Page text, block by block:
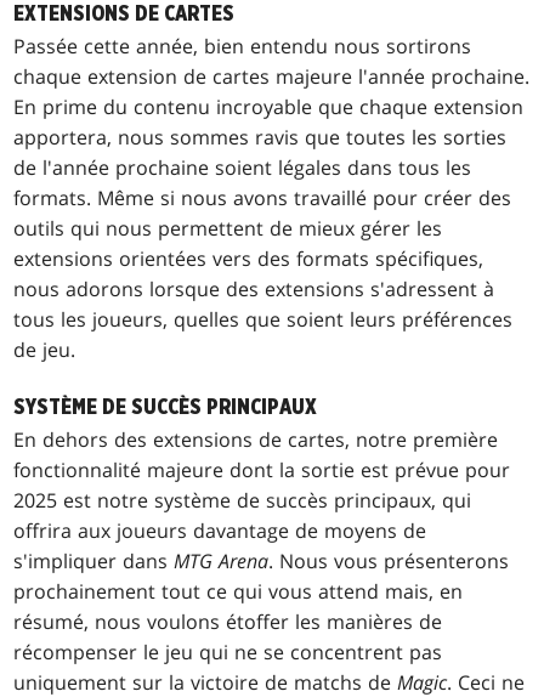
EXTENSIONS DE CARTES
Passée cette année, bien entendu nous sortirons
chaque extension de cartes majeure l'année prochaine.
En prime du contenu incroyable que chaque extension
apportera, nous sommes ravis que toutes les sorties
de l'année prochaine soient légales dans tous les
formats. Même si nous avons travaillé pour créer des
outils qui nous permettent de mieux gérer les
extensions orientées vers des formats spécifiques,
nous adorons lorsque des extensions s'adressent à
tous les joueurs, quelles que soient leurs préférences
de jeu.
SYSTÈME DE SUCCÈS PRINCIPAUX
En dehors des extensions de cartes, notre première
fonctionnalité majeure dont la sortie est prévue pour
2025 est notre système de succès principaux, qui
offrira aux joueurs davantage de moyens de
s'impliquer dansMTG Arena. Nous vous présenterons
prochainement tout ce qui vous attend mais, en
résumé, nous voulons étoffer les manières de
récompenser le jeu qui ne se concentrent pas
uniquement sur la victoire de matchs deMagic. Ceci ne